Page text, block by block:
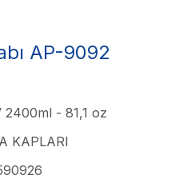
AP-9092
2400ml - 81,1 oz
KAPLARI